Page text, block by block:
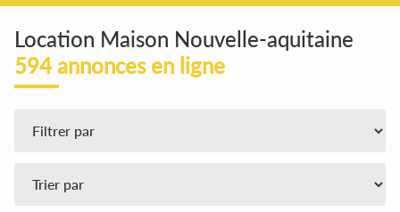
Location Maison Nouvelle-aquitaine
594 annonces en ligne